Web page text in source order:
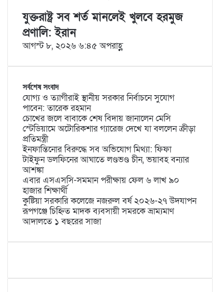
যুক্তরাষ্ট্র সব শর্ত মানলেই খুলবে হরমুজ
প্রণালি: ইরান
আগস্ট ৮, ২০২৬ ৬:৪৫ অপরাহ্ণ
সর্বশেষ সংবাদ
যোগ্য ও ত্যাগীরাই স্থানীয় সরকার নির্বাচনে সুযোগ
পাবেন: তারেক রহমান
চোখের জলে বাবাকে শেষ বিদায় জানালেন মেসি
স্টেডিয়ামে অটোরিকশার গ্যারেজ দেখে যা বললেন ক্রীড়া
প্রতিমন্ত্রী
ইনফান্তিনোর বিরুদ্ধে সব অভিযোগ মিথ্যা: ফিফা
টাইফুন ডলফিনের আঘাতে লণ্ডভণ্ড চীন, ভয়াবহ বন্যার
আশঙ্কা
এবার এসএসসি-সমমান পরীক্ষায় ফেল ৬ লাখ ৯০
হাজার শিক্ষার্থী
কুষ্টিয়া সরকারি কলেজে নজরুল বর্ষ ২০২৬-২৭ উদযাপন
রূপগঞ্জে চিহ্নিত মাদক ব্যবসায়ী সমরকে ভ্রাম্যমাণ
আদালতে ১ বছরের সাজা